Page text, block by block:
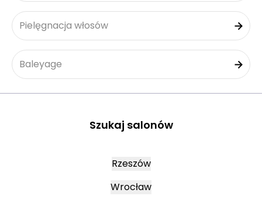
Pielęgnacja włosów
Baleyage
Szukaj salonów
Rzeszów
Wrocław